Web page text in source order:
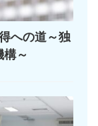
への道～独
～